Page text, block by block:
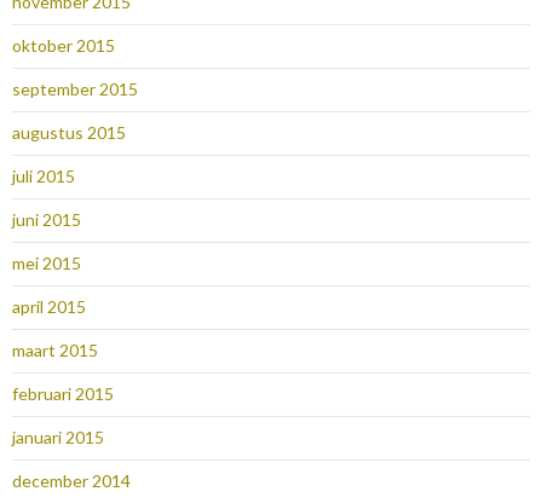
oktober 2015
september 2015
augustus 2015
juli 2015
juni 2015
mei 2015
april 2015
maart 2015
februari 2015
januari 2015
december 2014